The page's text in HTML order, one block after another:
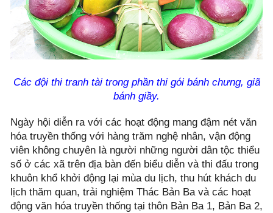
Các đội thi tranh tài trong phần thi gói bánh chưng, giã
bánh giầy.
Ngày hội diễn ra với các hoạt động mang đậm nét văn
hóa truyền thống với hàng trăm nghệ nhân, vận động
viên không chuyên là người những người dân tộc thiểu
số ở các xã trên địa bàn đến biểu diễn và thi đấu trong
khuôn khổ khởi động lại mùa du lịch, thu hút khách du
lịch thăm quan, trải nghiệm Thác Bản Ba và các hoạt
động văn hóa truyền thống tại thôn Bản Ba 1, Bản Ba 2,